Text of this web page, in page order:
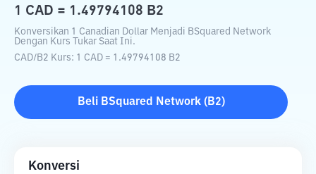
1 CAD = 1.49794108 B2
Konversikan 1 Canadian Dollar Menjadi BSquared Network
Dengan Kurs Tukar Saat Ini.
CAD/B2 Kurs: 1 CAD = 1.49794108 B2
Beli BSquared Network( B2)
Konversi